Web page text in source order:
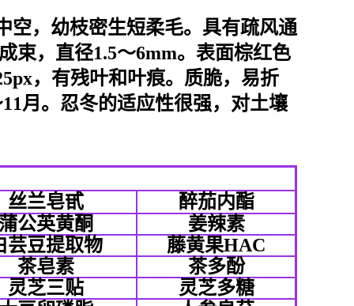
空，幼枝密生短柔毛。具有疏风通
束，直径1.5～6mm。表面棕红色
，有残叶和叶痕。质脆，易折
月。忍冬的适应性很强，对土壤
丝兰皂甙
醉茄内酯
公英黄酮
姜辣素
芸豆提取物
藤黄果HAC
茶皂素
茶多酚
灵芝三贴
灵芝多糖